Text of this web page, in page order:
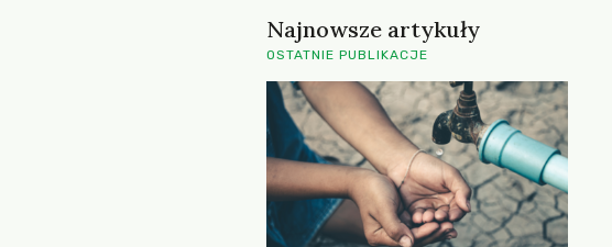
Najnowsze artykuły
OSTATNIE PUBLIKACJE